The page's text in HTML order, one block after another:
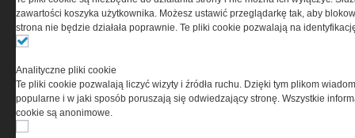
0000537655, NIP 1132860378, REGON 146393437
(zwana dalej Grupa MEDIUM) w postaci Regulaminu.
zawartości koszyka użytkownika. Możesz ustawić przeglądarkę tak, aby
strona nie będzie działała poprawnie. Te pliki cookie pozwalają na
Analityczne pliki cookie
Te pliki cookie pozwalają liczyć wizyty i źródła ruchu. Dzięki tym plikom
popularne i w jaki sposób poruszają się odwiedzający stronę. Wszystkie
cookie są anonimowe.